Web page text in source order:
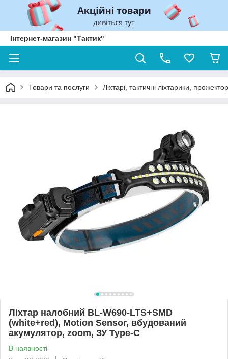
Інтернет-магазин "Тактик"
Товари та послуги Ліхтарі, тактичні ліхтарики,
Ліхтар налобний BL-W690-LTS+SMD
(white+red), Motion Sensor, вбудований
акумулятор, zoom, ЗУ Type-C
В наявності